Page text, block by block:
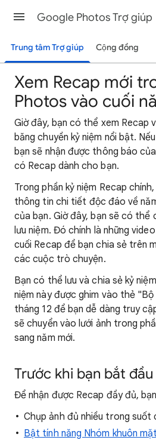
Google Photos Trợ giúp
Trung tâm Trợ giúp Cộng đồng
Xem Recap mới
Photos vào cuối
Giờ đây, bạn có thể xem Recap
băng chuyền kỷ niệm nổi bật.
bạn sẽ nhận được thông báo
có Recap dành cho bạn.
Trong phần kỷ niệm Recap
thông tin chi tiết độc đáo về
của bạn. Giờ đây, bạn sẽ có thể
lưu niệm. Đó chính là những
cuối Recap để bạn chia sẻ trên
các cuộc trò chuyện.
Bạn có thể lưu và chia sẻ kỷ
niệm này được ghim vào thẻ
tháng 12 để bạn dễ dàng truy
sẽ chuyển vào lưới ảnh trong
sang năm mới.
Trước khi bạn bắt đầu
Để nhận được Recap đầy đủ,
Chụp ảnh đủ nhiều trong suốt
Bật tính năng Nhóm khuôn mặt